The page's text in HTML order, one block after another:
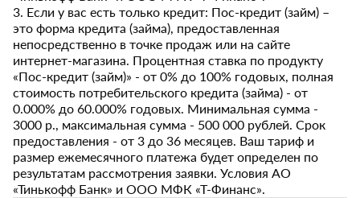
3. Если у вас есть только кредит: Пос-кредит (займ) –
это форма кредита (займа), предоставленная
непосредственно в точке продаж или на сайте
интернет-магазина. Процентная ставка по продукту
«Пос-кредит (займ)» - от 0% до 100% годовых, полная
стоимость потребительского кредита (займа) - от
0.000% до 60.000% годовых. Минимальная сумма -
3000 р., максимальная сумма - 500 000 рублей. Срок
предоставления - от 3 до 36 месяцев. Ваш тариф и
размер ежемесячного платежа будет определен по
результатам рассмотрения заявки. Условия АО
«Тинькофф Банк» и ООО МФК «Т-Финанс».